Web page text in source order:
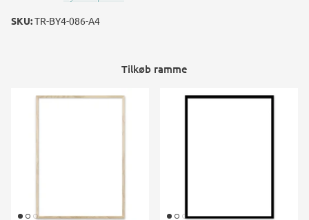
SKU:TR-BY4-086-A4
Tilkøb ramme